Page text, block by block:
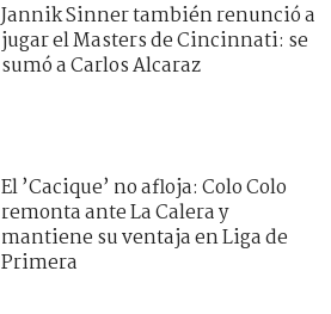
Jannik Sinner también renunció a
jugar el Masters de Cincinnati: se
sumó a Carlos Alcaraz
El ’Cacique’ no afloja: Colo Colo
remonta ante La Calera y
mantiene su ventaja en Liga de
Primera